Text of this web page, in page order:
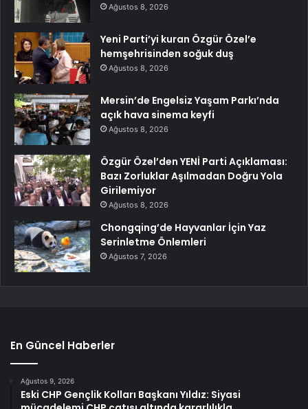
Ağustos 8, 2026
Yeni Parti’yi kuran Özgür Özel’e
hemşehrisinden soğuk duş
Ağustos 8, 2026
Mersin’de Engelsiz Yaşam Parkı’nda
açık hava sinema keyfi
Ağustos 8, 2026
Özgür Özel’den YENİ Parti Açıklaması:
Bazı Zorluklar Aşılmadan Doğru Yola
Girilemiyor
Ağustos 8, 2026
Chongqing’de Hayvanlar İçin Yaz
Serinletme Önlemleri
Ağustos 7, 2026
En Güncel Haberler
Ağustos 9, 2026
Eski CHP Gençlik Kolları Başkanı Yıldız: Siyasi